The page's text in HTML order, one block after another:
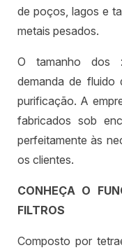
de poços, lagos e
metais pesados.
O tamanho dos
demanda de fluido
purificação. A
fabricados sob
perfeitamente às
os clientes.
CONHEÇA O
FILTROS
Composto por